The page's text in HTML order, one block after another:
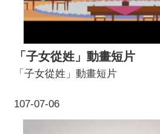
「子女從姓」動畫短片
107-07-06
「子女從姓」動畫短片